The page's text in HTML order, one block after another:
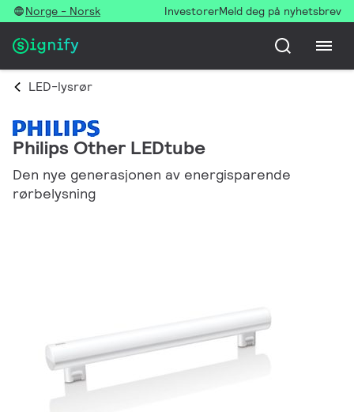
Norge - Norsk InvestorerMeld deg på nyhetsbrev
LED-lysrør
Philips Other LEDtube
Den nye generasjonen av energisparende
rørbelysning